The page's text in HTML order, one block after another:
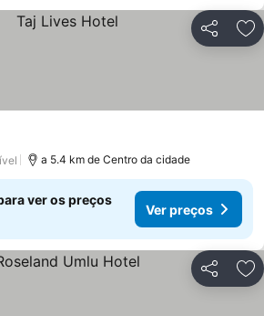
Partilhar
a 5.4 km de Centro da cidade
ver os preços
Ver preços
Partilhar